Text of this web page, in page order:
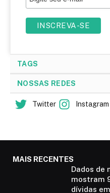
TAGS
NOSSAS REDES
Twitter Instagram
MAIS RECENTES
Dados de
mostram
dívidas